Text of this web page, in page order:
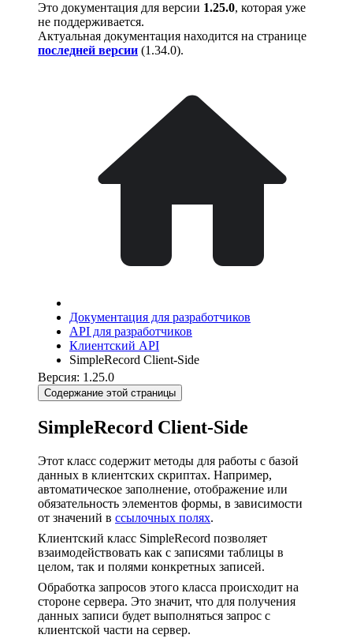
Это документация для версии 1.25.0, которая уже
не поддерживается.
Актуальная документация находится на странице
последней версии (1.34.0).
Документация для разработчиков
API для разработчиков
Клиентский API
SimpleRecord Client-Side
Версия: 1.25.0
Содержание этой страницы
SimpleRecord Client-Side
Этот класс содержит методы для работы с базой
данных в клиентских скриптах. Например,
автоматическое заполнение, отображение или
обязательность элементов формы, в зависимости
от значений в ссылочных полях.
Клиентский класс SimpleRecord позволяет
взаимодействовать как с записями таблицы в
целом, так и полями конкретных записей.
Обработка запросов этого класса происходит на
стороне сервера. Это значит, что для получения
данных записи будет выполняться запрос с
клиентской части на сервер.